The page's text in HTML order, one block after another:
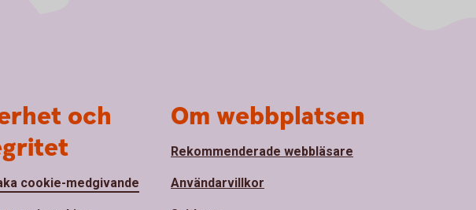
och
cookie-medgivande
Om webbplatsen
Rekommenderade webbläsare
Användarvillkor